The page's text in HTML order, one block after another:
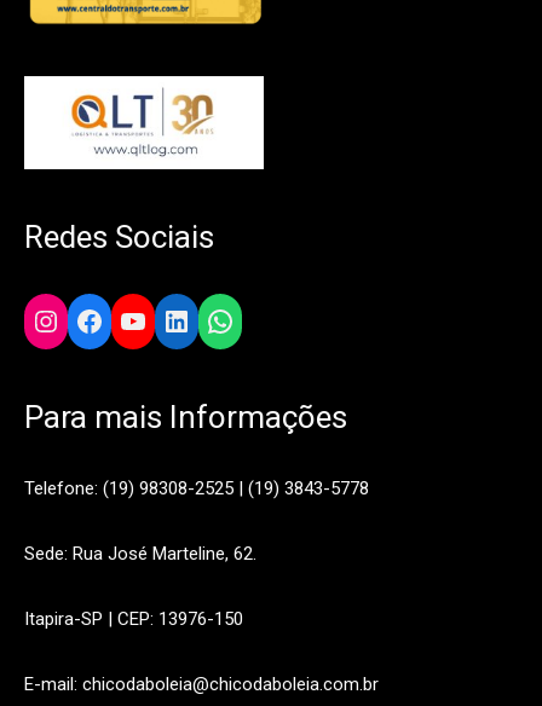
Redes Sociais
Instagram
Facebook
YouTube
LinkedIn
WhatsApp
Para mais Informações
Telefone: (19) 98308-2525 | (19) 3843-5778
Sede: Rua José Marteline, 62.
Itapira-SP | CEP: 13976-150
E-mail: chicodaboleia@chicodaboleia.com.br